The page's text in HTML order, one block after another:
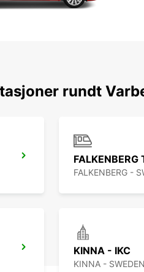
rundt
FALKENBERG
FALKENBERG -
KINNA - IKC
KINNA - SWEDEN